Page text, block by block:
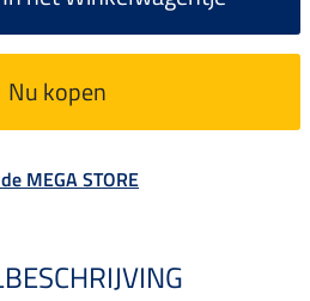
Nu kopen
MEGA STORE